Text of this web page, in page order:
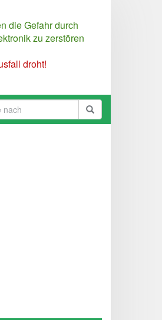
die Gefahr durch
zu zerstören
droht!